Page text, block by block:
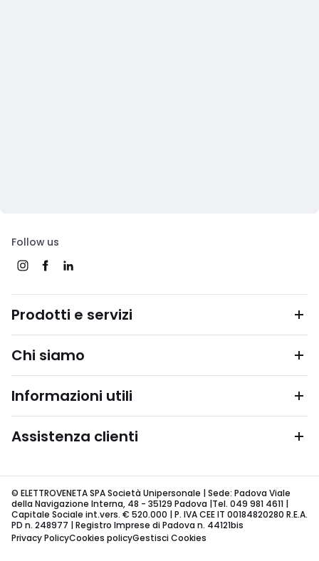
Follow us
Prodotti e servizi
Chi siamo
Informazioni utili
Assistenza clienti
© ELETTROVENETA SPA Società Unipersonale | Sede: Padova Viale
della Navigazione Interna, 48 - 35129 Padova |Tel. 049 981 4611 |
Capitale Sociale int.vers. € 520.000 | P. IVA CEE IT 00184820280 R.E.A.
PD n. 248977 | Registro Imprese di Padova n. 44121bis
Privacy PolicyCookies policyGestisci Cookies